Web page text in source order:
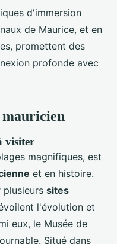
d'immersion
de Maurice, et en
promettent des
profonde avec
visiter
magnifiques, est
et en histoire.
plusieurs sites
l'évolution et
eux, le Musée de
Situé dans